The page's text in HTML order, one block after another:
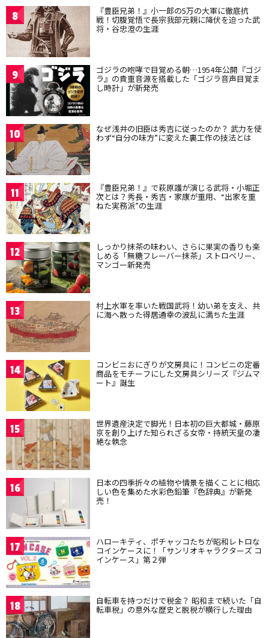
8 『豊臣兄弟！』小一郎の5万の大軍に徹底抗
戦！切腹覚悟で長宗我部元親に降伏を迫った武
将・谷忠澄の生涯
9 ゴジラの咆哮で目覚める朝…1954年公開『ゴジ
ラ』の貴重音源を搭載した「ゴジラ音声目覚ま
し時計」が新発売
10 なぜ浅井の旧臣は秀吉に従ったのか？ 武力を使
わず“自分の味方”に変えた裏工作の技法とは
11 『豊臣兄弟！』で萩原護が演じる武将・小堀正
次とは？秀長・秀吉・家康が重用、“出家を重
ねた実務派”の生涯
12 しっかり抹茶の味わい、さらに果実の香りも楽
しめる「無糖フレーバー抹茶」ストロベリー、
マンゴー新発売
13 村上水軍を率いた戦国武将！幼い弟を支え、共
に海へ散った得居通幸の波乱に満ちた生涯
14 コンビニおにぎりが文房具に！コンビニの定番
商品をモチーフにした文房具シリーズ『ジムマ
ート』誕生
15 世界遺産決定で脚光！日本初の巨大都城・藤原
京を創り上げた知られざる女帝・持統天皇の凄
絶な執念
16 日本の四季折々の植物や情景を描くことに相応
しい色を集めた水彩色鉛筆『色辞典』が新発
売！
17 ハローキティ、ポチャッコたちが昭和レトロな
コインケースに！「サンリオキャラクターズ コ
インケース」第２弾
18 自転車を持つだけで税金？ 昭和まで続いた「自
転車税」の意外な歴史と脱税が横行した理由